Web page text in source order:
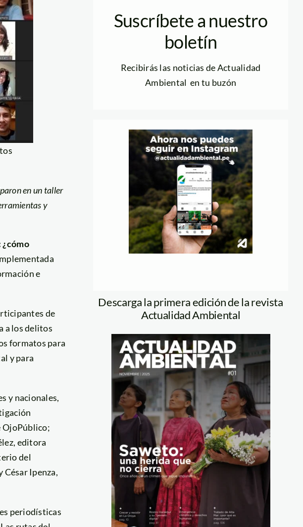
en un taller
y
¿cómo
e
de
a los delitos
formatos para
y para
y nacionales,
OjoPúblico;
editora
del
Ipenza,
periodísticas
Suscríbete a nuestro
boletín
Recibirás las noticias de Actualidad
Ambiental en tu buzón
Descarga la primera edición de la revista
Actualidad Ambiental